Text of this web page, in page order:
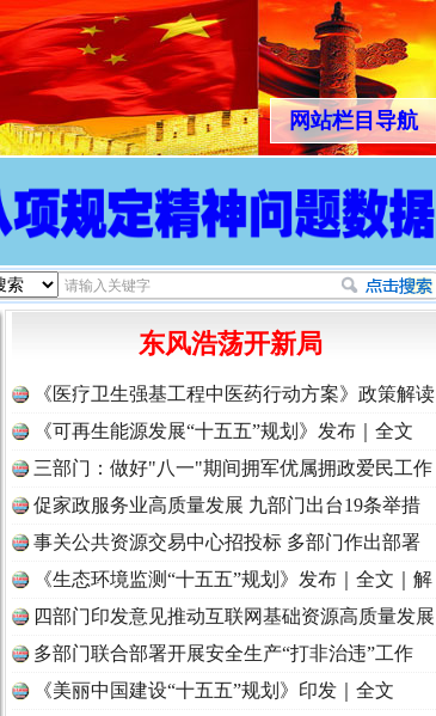
网站栏目导航
东风浩荡开新局
《医疗卫生强基工程中医药行动方案》政策解读
《可再生能源发展“十五五”规划》发布｜全文
三部门：做好"八一"期间拥军优属拥政爱民工作
促家政服务业高质量发展 九部门出台19条举措
事关公共资源交易中心招投标 多部门作出部署
《生态环境监测“十五五”规划》发布｜全文｜解
读
四部门印发意见推动互联网基础资源高质量发展
多部门联合部署开展安全生产“打非治违”工作
《美丽中国建设“十五五”规划》印发｜全文